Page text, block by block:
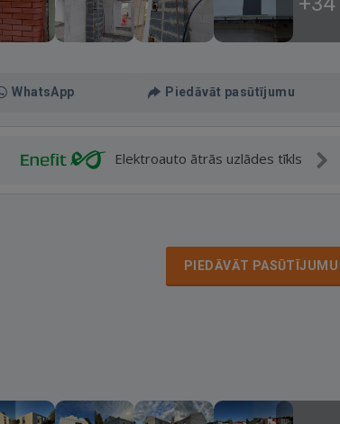
WhatsApp Piedāvāt pasūtījumu
Elektroauto ātrās uzlādes tīkls
PIEDĀVĀT PASŪTĪJUMU